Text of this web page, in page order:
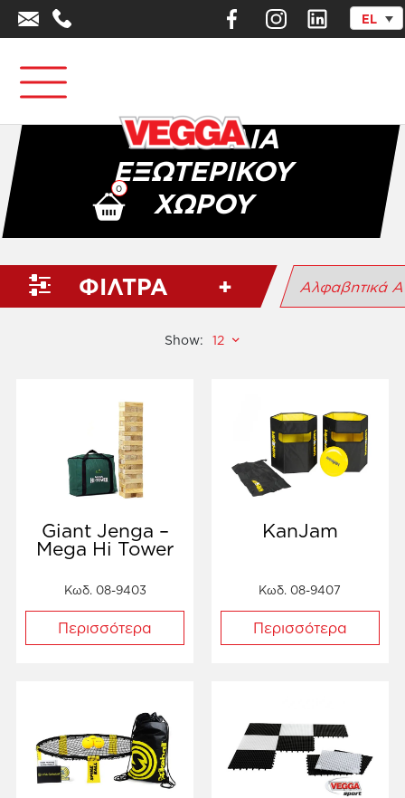
EL
0
Αρχική σελίδα Αθλητικά Είδη - Εξοπλισμός
Φυσική Αγωγή –
ΠΑΙΧΝΊΔΙΑ
ΕΞΩΤΕΡΙΚΟΎ
ΧΏΡΟΥ
ΦΙΛΤΡΑ
Show:
Giant Jenga –
Mega Hi Tower
Κωδ. 08-9403
Περισσότερα
KanJam
Κωδ. 08-9407
Περισσότερα